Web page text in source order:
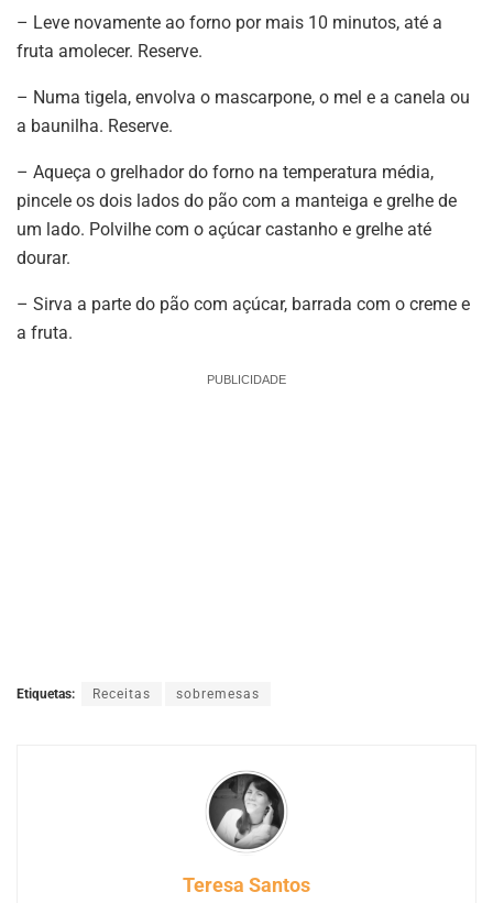
– Leve novamente ao forno por mais 10 minutos, até a
fruta amolecer. Reserve.
– Numa tigela, envolva o mascarpone, o mel e a canela ou
a baunilha. Reserve.
– Aqueça o grelhador do forno na temperatura média,
pincele os dois lados do pão com a manteiga e grelhe de
um lado. Polvilhe com o açúcar castanho e grelhe até
dourar.
– Sirva a parte do pão com açúcar, barrada com o creme e
a fruta.
PUBLICIDADE
Etiquetas: Receitas sobremesas
Teresa Santos